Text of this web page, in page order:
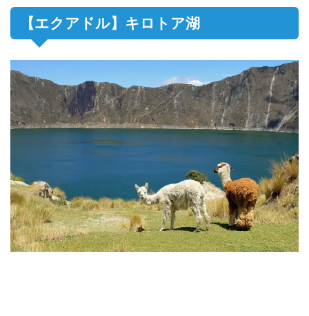
【エクアドル】キロトア湖